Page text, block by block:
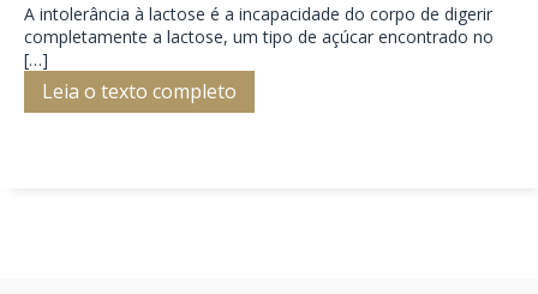
A intolerância à lactose é a incapacidade do corpo de digerir
completamente a lactose, um tipo de açúcar encontrado no
[…]
Leia o texto completo